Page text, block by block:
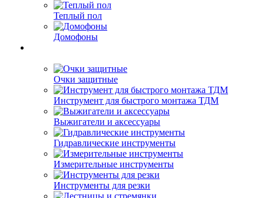
Теплый пол
Домофоны
Очки защитные
Инструмент для быстрого монтажа ТДМ
Выжигатели и аксессуары
Гидравлические инструменты
Измерительные инструменты
Инструменты для резки